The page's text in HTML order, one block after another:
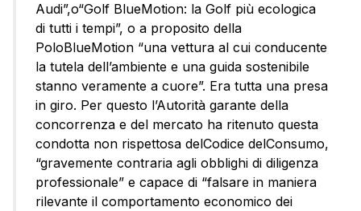
Audi”,o“Golf BlueMotion: la Golf più ecologica
di tutti i tempi”, o a proposito della
PoloBlueMotion “una vettura al cui conducente
la tutela dell’ambiente e una guida sostenibile
stanno veramente a cuore”. Era tutta una presa
in giro. Per questo l’Autorità garante della
concorrenza e del mercato ha ritenuto questa
condotta non rispettosa delCodice delConsumo,
“gravemente contraria agli obblighi di diligenza
professionale” e capace di “falsare in maniera
rilevante il comportamento economico dei